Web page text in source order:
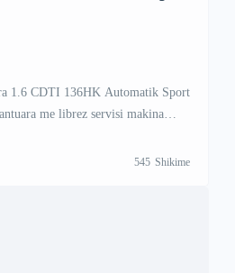
1.6 CDTI 136HK Automatik Sport
me librez servisi makina
per ma shume informata na
545 Shikime